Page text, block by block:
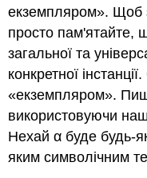
екземпляром». Щоб
просто пам'ятайте,
загальної та
конкретної
«екземпляром».
використовуючи
Нехайα буде будь-
яким символічним